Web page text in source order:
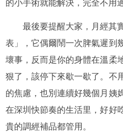
的小手術就能解決，完全不用
最後要提醒大家，月經其
表」，它偶爾鬧一次脾氣遲到
壞事，反而是你的身體在溫柔
狠了，該停下來歇一歇了。不
的焦慮，也別連續好幾個月姨
在深圳快節奏的生活里，好好
貴的調經補品都管用。